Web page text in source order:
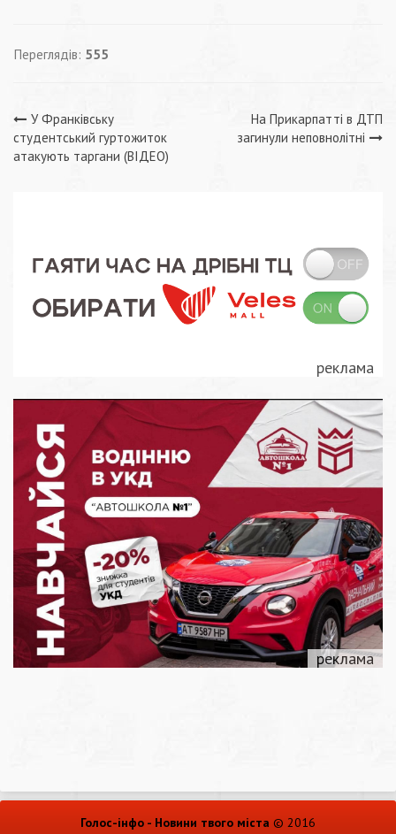
Переглядів: 555
Навігація
записів
У Франківську
студентський гуртожиток
атакують таргани (ВІДЕО)
На Прикарпатті в ДТП
загинули неповнолітні
Голос-інфо - Новини твого міста © 2016